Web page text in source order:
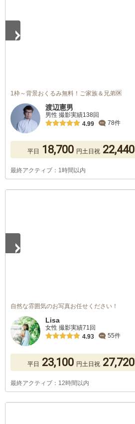
1枠～背景おくるみ無料！ご家族＆兄弟🆗
渡辺憲男
男性 撮影実績138回
4.99
78件
平日 18,700 円土日祝 22,440
最終アクティブ：1時間以内
自然な雰囲気のお写真お任せください！
Lisa
女性 撮影実績71回
4.93
55件
平日 23,100 円土日祝 27,720
最終アクティブ：12時間以内